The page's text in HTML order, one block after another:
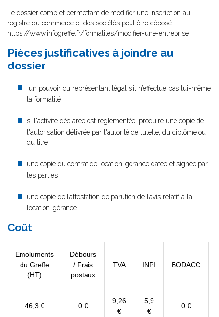
Le dossier complet permettant de modifier une inscription au
registre du commerce et des sociétés peut être déposé
https://www.infogreffe.fr/formalites/modifier-une-entreprise
Pièces justificatives à joindre au
dossier
un pouvoir du représentant légal s’il n’effectue pas lui-même
la formalité
si l'activité déclarée est réglementée, produire une copie de
l'autorisation délivrée par l'autorité de tutelle, du diplôme ou
du titre
une copie du contrat de location-gérance datée et signée par
les parties
une copie de l’attestation de parution de l’avis relatif à la
location-gérance
Coût
Emoluments
du Greffe
(HT)
Débours
/ Frais
postaux
TVA INPI BODACC
46,3 € 0 €
9,26
€
5,9
€
0 €